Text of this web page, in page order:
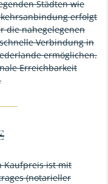
Städten wie
erfolgt
die nahegelegenen
Verbindung in
ermöglichen.
Erreichbarkeit
Kaufpreis ist mit
(notarieller